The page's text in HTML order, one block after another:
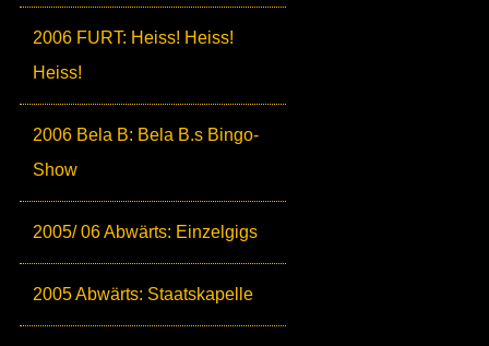
2006 FURT: Heiss! Heiss!
Heiss!
2006 Bela B: Bela B.s Bingo-
Show
2005/ 06 Abwärts: Einzelgigs
2005 Abwärts: Staatskapelle